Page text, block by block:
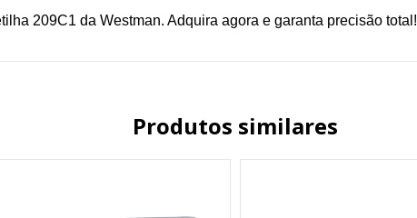
209C1 da Westman. Adquira agora e garanta precisão total!
Produtos similares